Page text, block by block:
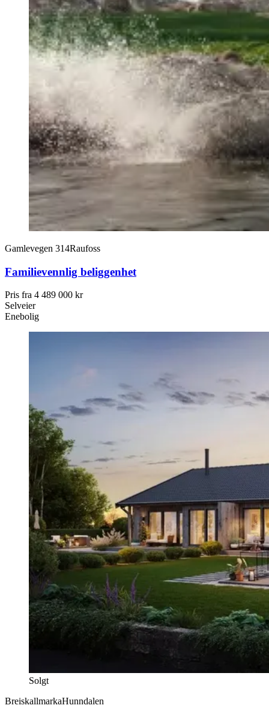
Gamlevegen 314Raufoss
Familievennlig beliggenhet
Pris fra 4 489 000 kr
Selveier
Enebolig
Solgt
BreiskallmarkaHunndalen